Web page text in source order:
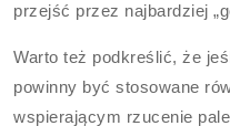
przejść przez najbardziej
Warto też podkreślić, że
powinny być stosowane
wspierającym rzucenie